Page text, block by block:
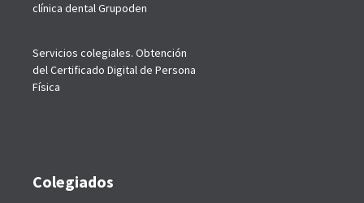
clínica dental Grupoden
Servicios colegiales. Obtención
del Certificado Digital de Persona
Física
Colegiados